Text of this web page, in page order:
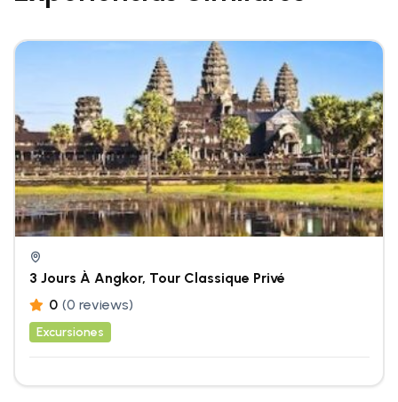
3 Jours À Angkor, Tour Classique Privé
0 (0 reviews)
Excursiones